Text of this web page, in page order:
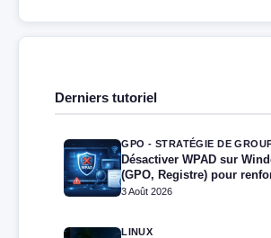
Derniers tutoriel
GPO - STRATÉGIE DE
Désactiver WPAD sur
(GPO, Registre) pour
la sécurité
3 Août 2026
LINUX